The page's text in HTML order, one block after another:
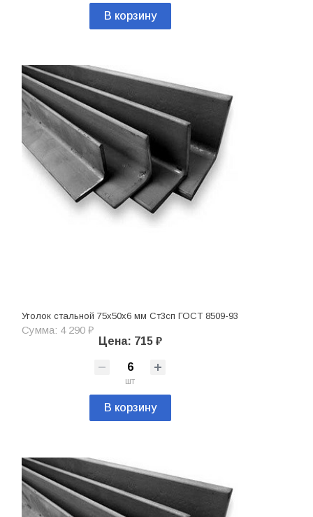
В корзину
Уголок стальной 75х50х6 мм Ст3сп ГОСТ 8509-93
Сумма: 4 290 ₽
Цена: 715 ₽
шт
В корзину